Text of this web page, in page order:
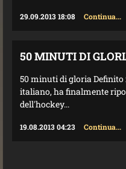
29.09.2013 18:08 Continua...
50 MINUTI DI
50 minuti di gloria
italiano, ha finalmente
dell'hockey...
19.08.2013 04:23 Continua...